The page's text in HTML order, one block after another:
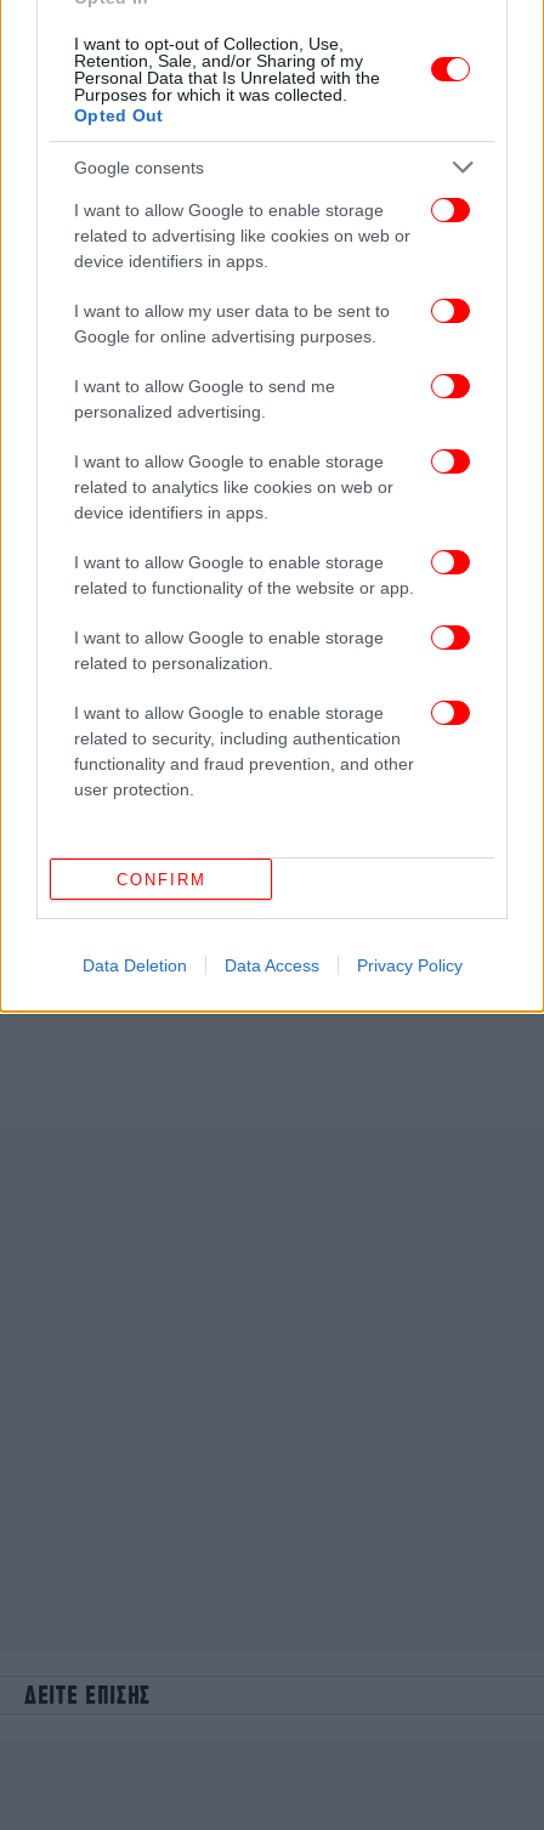
I want to opt-out of Collection, Use,
Retention, Sale, and/or Sharing of my
Personal Data that Is Unrelated with the
Purposes for which it was collected.
Opted Out
Google consents
I want to allow Google to enable storage
related to advertising like cookies on web or
device identifiers in apps.
I want to allow my user data to be sent to
Google for online advertising purposes.
I want to allow Google to send me
personalized advertising.
I want to allow Google to enable storage
related to analytics like cookies on web or
device identifiers in apps.
I want to allow Google to enable storage
related to functionality of the website or app.
I want to allow Google to enable storage
related to personalization.
I want to allow Google to enable storage
related to security, including authentication
functionality and fraud prevention, and other
user protection.
CONFIRM
Data Deletion Data Access Privacy Policy
ΟΛΕΣ ΟΙ ΕΙΔΗΣΕΙΣ
Ρηγίλλης για τα 50 χρόνια της ΝΔ
Απομάκρυνση Ελλήνων από τον Λίβανο: Νέες
Xάος σε πτήση: Άνδρας χτύπησε τη σύζυγό του! Του
όρμηξαν οι επιβάτες, «μην την αγγίζεις» φώναζαν [βίντεο]
Ακολουθήστε το στο Google News
Δείτε όλες τις τελευταίεςΕιδήσειςαπό την Ελλάδα και τον Κόσμο,
ΔΙΑΒΑΣΤΕ ΠΕΡΙΣΣΟΤΕΡΑ ΜΙΧΆΛΗΣ ΚΑΤΡΊΝΗΣ ΠΑΣΟΚ
ΥΠΟΨΉΦΙΟΣ
ΠΡΌΕΔΡΟΣ ΠΑΣΟΚ
ΚΑΛΑΜΆΤΑ
ΔΕΙΤΕ ΕΠΙΣΗΣ